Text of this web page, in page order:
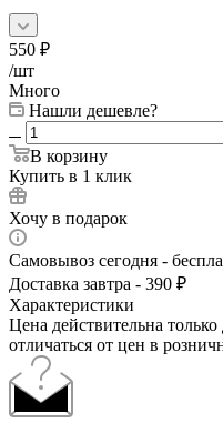
550 ₽
/шт
Много
Нашли дешевле?
В корзину
Купить в 1 клик
Хочу в подарок
Самовывоз сегодня -
Доставка завтра - 390 ₽
Характеристики
Цена действительна
отличаться от цен в